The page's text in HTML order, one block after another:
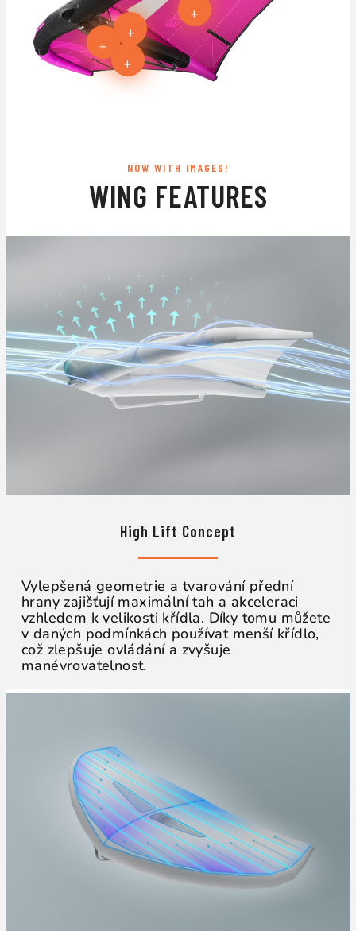
+
+
+
+
NOW WITH IMAGES!
WING FEATURES
High Lift Concept
Vylepšená geometrie a tvarování přední
hrany zajišťují maximální tah a akceleraci
vzhledem k velikosti křídla. Díky tomu můžete
v daných podmínkách používat menší křídlo,
což zlepšuje ovládání a zvyšuje
manévrovatelnost.